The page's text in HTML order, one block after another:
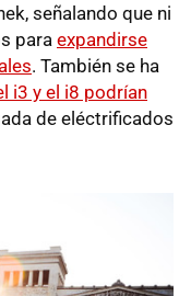
señalando que ni
para expandirse
. También se ha
i3 y el i8 podrían
de eléctrificados